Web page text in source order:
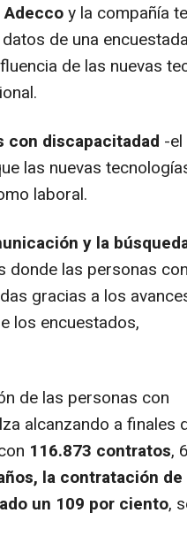
Adeccoy la compañía
de una
de las nuevas
con discapacitadad -
las nuevas
laboral.
y la
donde las personas con
gracias a los
los encuestados,
de las personas con
alcanzando a finales
116.873 contratos,
la contratación de
un 109 por ciento,